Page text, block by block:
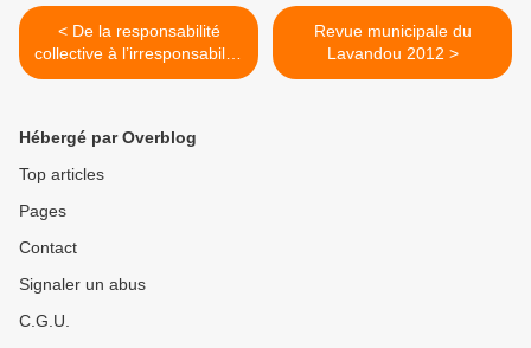
< De la responsabilité
collective à l’irresponsabilité
de l’élu
Revue municipale du
Lavandou 2012 >
Hébergé par Overblog
Top articles
Pages
Contact
Signaler un abus
C.G.U.